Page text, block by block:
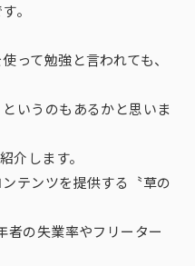
。
って勉強と言われても、
いうのもあるかと思いま
介します。
テンツを提供する〝草の
者の失業率やフリーター